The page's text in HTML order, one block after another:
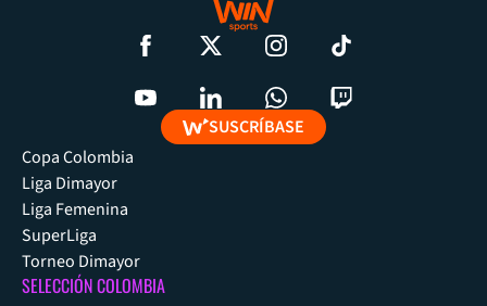
SUSCRÍBASE
Copa Colombia
Liga Dimayor
Liga Femenina
SuperLiga
Torneo Dimayor
SELECCIÓN COLOMBIA